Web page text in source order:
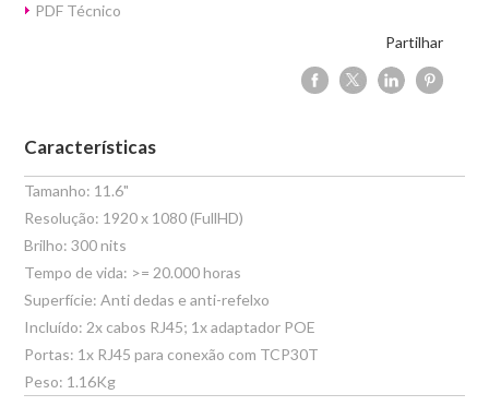
PDF Técnico
Partilhar
Características
Tamanho: 11.6"
Resolução: 1920 x 1080 (FullHD)
Brilho: 300 nits
Tempo de vida: >= 20.000 horas
Superfície: Anti dedas e anti-refelxo
Incluído: 2x cabos RJ45; 1x adaptador POE
Portas: 1x RJ45 para conexão com TCP30T
Peso: 1.16Kg